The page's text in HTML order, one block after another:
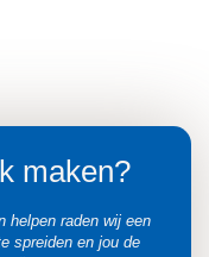
maken?
helpen raden wij een
spreiden en jou de